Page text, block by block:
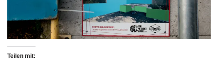
Teilen mit: